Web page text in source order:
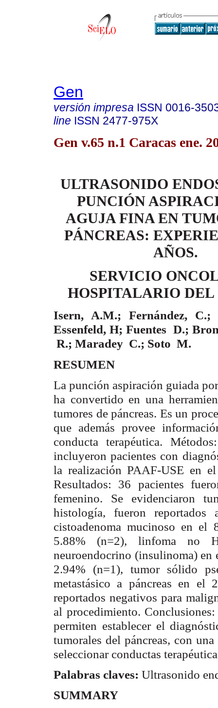
Gen
versión impresa ISSN 0016-
line ISSN 2477-975X
Gen v.65 n.1 Caracas ene.
ULTRASONIDO
PUNCIÓN
AGUJA FINA EN
PÁNCREAS:
AÑOS.
SERVICIO
HOSPITALARIO DEL
Isern, A.M.; Fernández,
Essenfeld, H; Fuentes D.;
R.; Maradey C.; Soto M.
RESUMEN
La punción aspiración guiada
ha convertido en una
tumores de páncreas. Es un
que además provee
conducta terapéutica.
incluyeron pacientes con
la realización PAAF-USE en
Resultados: 36 pacientes
femenino. Se evidenciaron
histología, fueron reportados
cistoadenoma mucinoso en el
5.88% (n=2), linfoma no
neuroendocrino (insulinoma) en
2.94% (n=1), tumor sólido
metastásico a páncreas en
reportados negativos para
al procedimiento.
permiten establecer el
tumorales del páncreas, con
seleccionar conductas
Palabras claves: Ultrasonido
SUMMARY